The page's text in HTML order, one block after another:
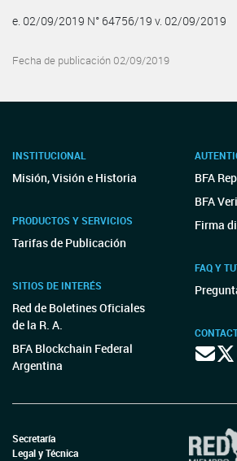
e. 02/09/2019 N° 64756/19 v. 02/09/2019
Fecha de publicación 02/09/2019
INSTITUCIONAL
Misión, Visión e Historia
PRODUCTOS Y SERVICIOS
Tarifas de Publicación
SITIOS DE INTERÉS
Red de Boletines Oficiales
de la R. A.
BFA Blockchain Federal
Argentina
BFA
BFA
Firma
FAQ Y
Secretaría
Legal y Técnica